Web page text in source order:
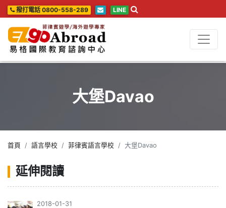
撥打電話 0800-558-289 LINE
大堡Davao
首頁 語言學校 菲律賓語言學校 大堡Davao
延伸閱讀
2018-01-31